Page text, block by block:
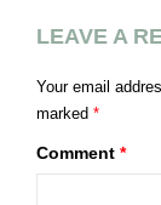
LEAVE A
Your email
marked *
Comment *